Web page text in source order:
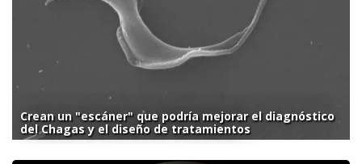
Crean un "escáner" que podría mejorar el diagnóstico
del Chagas y el diseño de tratamientos